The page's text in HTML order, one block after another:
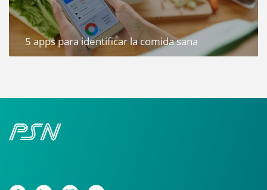
5 apps para identificar la comida sana